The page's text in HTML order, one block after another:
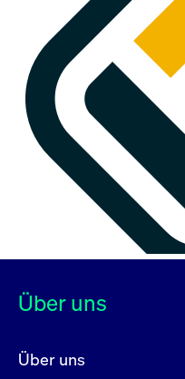
Über uns
Über uns